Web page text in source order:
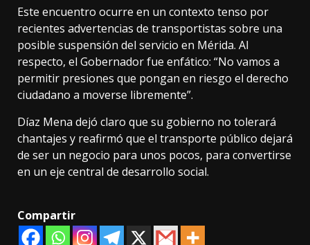
Este encuentro ocurre en un contexto tenso por
recientes advertencias de transportistas sobre una
posible suspensión del servicio en Mérida. Al
respecto, el Gobernador fue enfático: “No vamos a
permitir presiones que pongan en riesgo el derecho
ciudadano a moverse libremente”.
Díaz Mena dejó claro que su gobierno no tolerará
chantajes y reafirmó que el transporte público dejará
de ser un negocio para unos pocos, para convertirse
en un eje central de desarrollo social.
Compartir